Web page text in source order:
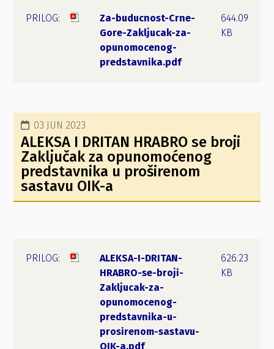
Za-buducnost-Crne-
Gore-Zakljucak-za-
opunomocenog-
predstavnika.pdf
644.09
KB
03 JUN 2023
ALEKSA I DRITAN HRABRO se broji
Zaključak za opunomoćenog
predstavnika u proširenom
sastavu OIK-a
ALEKSA-I-DRITAN-
HRABRO-se-broji-
Zakljucak-za-
opunomocenog-
predstavnika-u-
prosirenom-sastavu-
OIK-a.pdf
626.23
KB